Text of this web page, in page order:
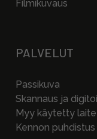
Filmikuvaus
PALVELUT
Passikuva
Skannaus ja
Myy käytetty
Kennon puhdistus